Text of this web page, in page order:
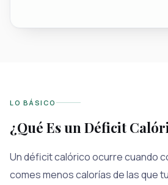
LO BÁSICO
¿Qué Es un Déficit
Un déficit calórico ocurre cuando
comes menos calorías de las que